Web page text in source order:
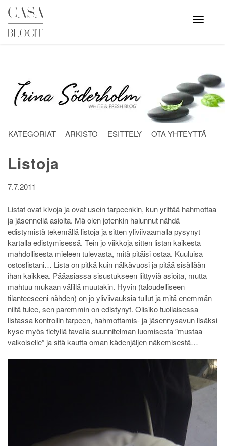
Skip
content
Avaa
valikko
KATEGORIAT ARKISTO ESITTELY OTA YHTEYTTÄ
Listoja
7.7.2011
Listat ovat kivoja ja ovat usein tarpeenkin, kun yrittää hahmottaa
ja jäsennellä asioita. Mä olen jotenkin halunnut nähdä
edistymistä tekemällä listoja ja sitten yliviivaamalla pysynyt
kartalla edistymisessä. Tein jo viikkoja sitten listan kaikesta
mahdollisesta mieleen tulevasta, mitä pitäisi ostaa. Kuuluisa
ostoslistani… Lista on pitkä kuin nälkävuosi ja pitää sisällään
ihan kaikkea. Pääasiassa sisustukseen liittyviä asioita, mutta
mahtuu mukaan välillä muutakin. Hyvin (taloudelliseen
tilanteeseeni nähden) on jo yliviivauksia tullut ja mitä enemmän
niitä tulee, sen paremmin on edistynyt. Olisiko tuollaisessa
listassa kontrollin tarpeen, hahmottamis- ja jäsennysavun lisäksi
kyse myös tietyllä tavalla suunnitelman luomisesta ”mustaa
valkoiselle” ja sitä kautta oman kädenjäljen näkemisestä…